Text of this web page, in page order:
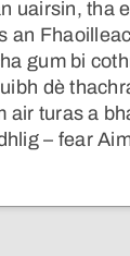
uairsin, tha
an
gum bi
dè
air turas a
– fear